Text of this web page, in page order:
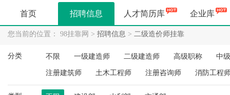
余生
余生
余生
杨健
杨健
首页 招聘信息 人才简历库 企业库
您当前的位置： 98挂靠网 > 招聘信息 > 二级造价师挂靠
分类 不限 一级建造师 二级建造师 高级职称 中
注册建筑师 土木工程师 注册咨询师 消防工程